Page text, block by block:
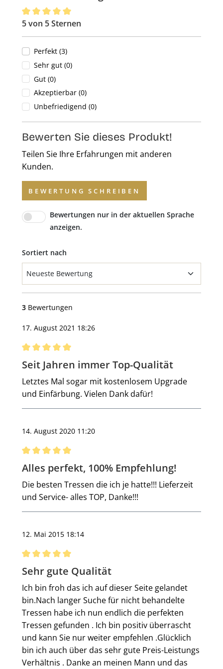
Durchschnittliche Bewertung von 5 von 5 Sternen
5 von 5 Sternen
Perfekt (3)
Sehr gut (0)
Gut (0)
Akzeptierbar (0)
Unbefriedigend (0)
Bewerten Sie dieses Produkt!
Teilen Sie Ihre Erfahrungen mit anderen
Kunden.
BEWERTUNG SCHREIBEN
Bewertungen nur in der aktuellen Sprache
anzeigen.
Sortiert nach
3 Bewertungen
17. August 2021 18:26
Bewertung mit 5 von 5 Sternen
Seit Jahren immer Top-Qualität
Letztes Mal sogar mit kostenlosem Upgrade
und Einfärbung. Vielen Dank dafür!
14. August 2020 11:20
Bewertung mit 5 von 5 Sternen
Alles perfekt, 100% Empfehlung!
Die besten Tressen die ich je hatte!!! Lieferzeit
und Service- alles TOP, Danke!!!
12. Mai 2015 18:14
Bewertung mit 5 von 5 Sternen
Sehr gute Qualität
Ich bin froh das ich auf dieser Seite gelandet
bin.Nach langer Suche für nicht behandelte
Tressen habe ich nun endlich die perfekten
Tressen gefunden . Ich bin positiv überrascht
und kann Sie nur weiter empfehlen .Glücklich
bin ich auch über das sehr gute Preis-Leistungs
Verhältnis . Danke an meinen Mann und das